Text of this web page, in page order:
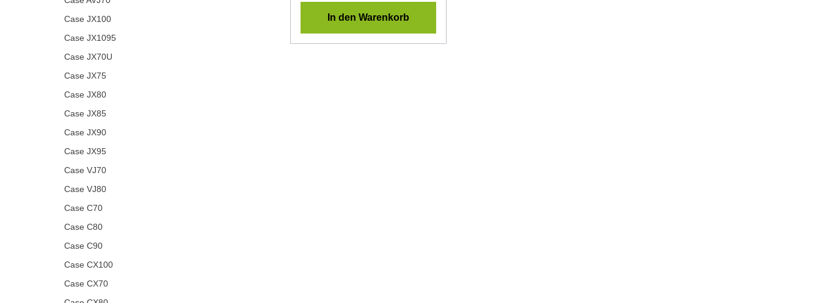
Case JX100
Case JX1095
Case JX70U
Case JX75
Case JX80
Case JX85
Case JX90
Case JX95
Case VJ70
Case VJ80
Case C70
Case C80
Case C90
Case CX100
Case CX70
In den Warenkorb